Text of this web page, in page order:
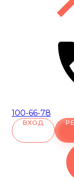
100-66-78
ВХОД